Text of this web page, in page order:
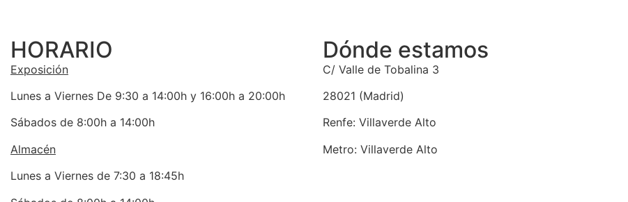
HORARIO
Exposición
Lunes a Viernes De 9:30 a 14:00h y 16:00h a 20:00h
Sábados de 8:00h a 14:00h
Almacén
Lunes a Viernes de 7:30 a 18:45h
Dónde estamos
C/ Valle de Tobalina 3
28021 (Madrid)
Renfe: Villaverde Alto
Metro: Villaverde Alto